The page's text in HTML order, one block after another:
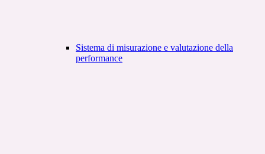
Sistema di misurazione e valutazione della
performance